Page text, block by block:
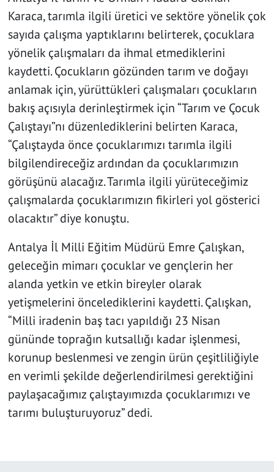
Karaca, tarımla ilgili üretici ve sektöre yönelik çok
sayıda çalışma yaptıklarını belirterek, çocuklara
yönelik çalışmaları da ihmal etmediklerini
kaydetti. Çocukların gözünden tarım ve doğayı
anlamak için, yürüttükleri çalışmaları çocukların
bakış açısıyla derinleştirmek için “Tarım ve Çocuk
Çalıştayı”nı düzenlediklerini belirten Karaca,
“Çalıştayda önce çocuklarımızı tarımla ilgili
bilgilendireceğiz ardından da çocuklarımızın
görüşünü alacağız. Tarımla ilgili yürüteceğimiz
çalışmalarda çocuklarımızın fikirleri yol gösterici
olacaktır” diye konuştu.
Antalya İl Milli Eğitim Müdürü Emre Çalışkan,
geleceğin mimarı çocuklar ve gençlerin her
alanda yetkin ve etkin bireyler olarak
yetişmelerini öncelediklerini kaydetti. Çalışkan,
“Milli iradenin baş tacı yapıldığı 23 Nisan
gününde toprağın kutsallığı kadar işlenmesi,
korunup beslenmesi ve zengin ürün çeşitliliğiyle
en verimli şekilde değerlendirilmesi gerektiğini
paylaşacağımız çalıştayımızda çocuklarımızı ve
tarımı buluşturuyoruz” dedi.